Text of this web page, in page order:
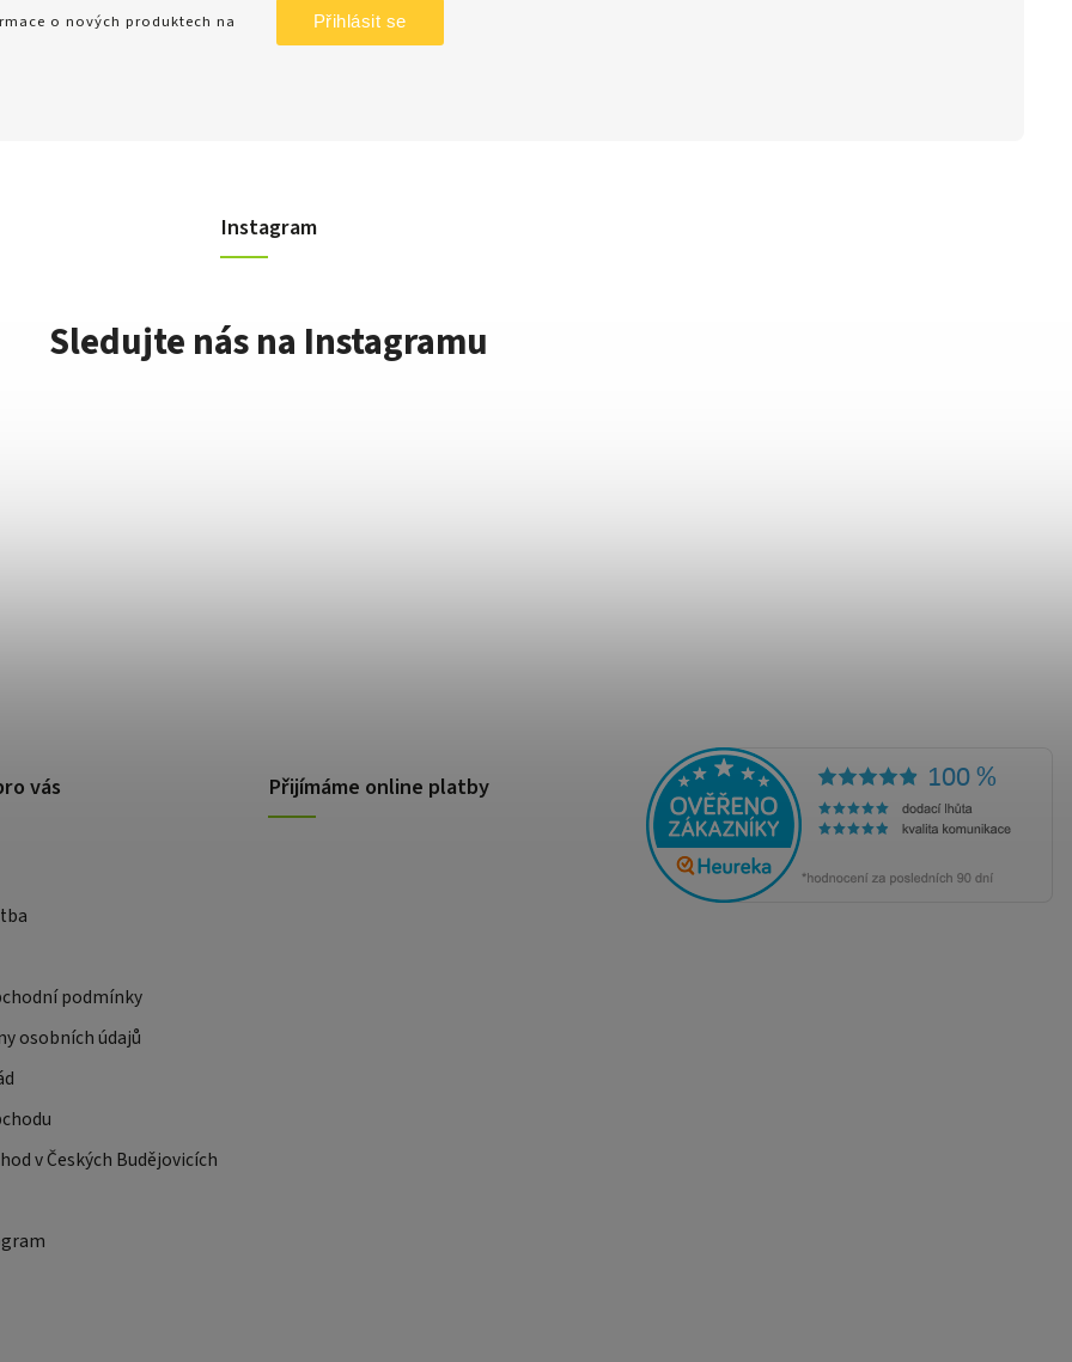
Instagram
Sledujte nás na Instagramu
o nových produktech na
Přihlásit se
vás
podmínky
osobních údajů
v Českých Budějovicích
Přijímáme online platby